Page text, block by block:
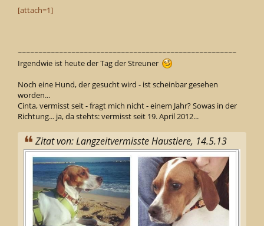
[attach=1]
~~~~~~~~~~~~~~~~~~~~~~~~~~~~~~~~~~~~~~~~~~~~~~~~~~~~~
Irgendwie ist heute der Tag der Streuner
Noch eine Hund, der gesucht wird - ist scheinbar gesehen
worden...
Cinta, vermisst seit - fragt mich nicht - einem Jahr? Sowas in der
Richtung... ja, da stehts: vermisst seit 19. April 2012...
Zitat von: Langzeitvermisste Haustiere, 14.5.13